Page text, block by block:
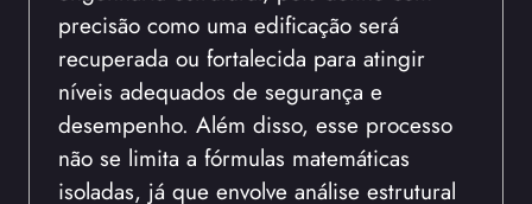
precisão como uma edificação será
recuperada ou fortalecida para atingir
níveis adequados de segurança e
desempenho. Além disso, esse processo
não se limita a fórmulas matemáticas
isoladas, já que envolve análise estrutural